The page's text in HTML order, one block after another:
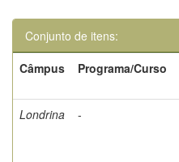
Conjunto de itens:
Câmpus
Programa/Curso
Londrina -